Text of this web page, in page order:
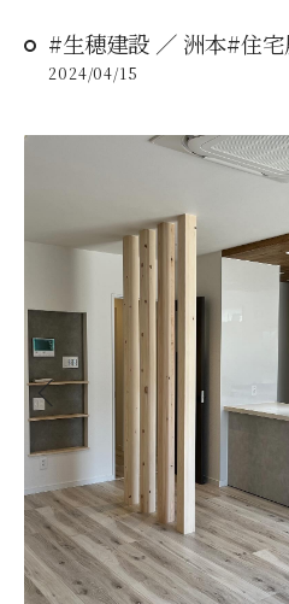
#生穂建設 ／ 洲本#住
2024/04/15